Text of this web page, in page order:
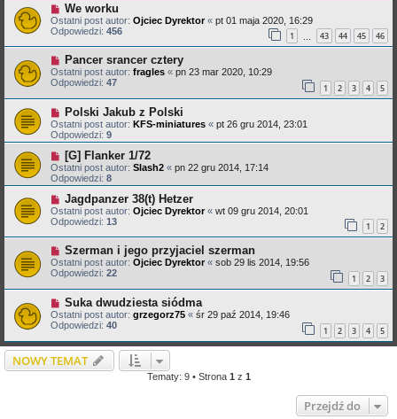
We worku
Ostatni post autor: Ojciec Dyrektor« pt 01 maja 2020, 16:29
Odpowiedzi: 456 1 43 44 45 46
Pancer srancer cztery
Ostatni post autor: fragles « pn 23 mar 2020, 10:29
Odpowiedzi: 47 1 2 3 4 5
Polski Jakub z Polski
Ostatni post autor: KFS-miniatures « pt 26 gru 2014, 23:01
Odpowiedzi: 9
[G] Flanker 1/72
Ostatni post autor: Slash2 « pn 22 gru 2014, 17:14
Odpowiedzi: 8
Jagdpanzer 38(t) Hetzer
Ostatni post autor: Ojciec Dyrektor« wt 09 gru 2014, 20:01
Odpowiedzi: 13 1 2
Szerman i jego przyjaciel szerman
Ostatni post autor: Ojciec Dyrektor « sob 29 lis 2014, 19:56
Odpowiedzi: 22 1 2 3
Suka dwudziesta siódma
Ostatni post autor: grzegorz75 « śr 29 paź 2014, 19:46
Odpowiedzi: 40 1 2 3 4 5
NOWY TEMAT
Tematy: 9 • Strona 1 z 1
Przejdź do